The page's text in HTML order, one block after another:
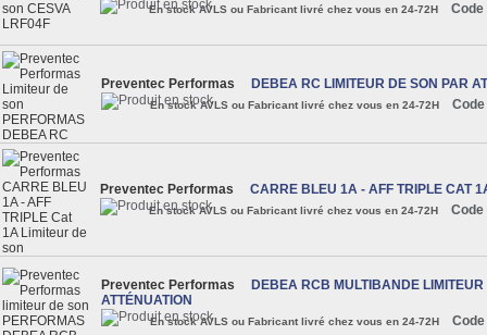
En stock AVLS ou Fabricant livré chez vous en 24-72H Code
Preventec Performas DEBEA RC LIMITEUR DE SON PAR
En stock AVLS ou Fabricant livré chez vous en 24-72H Code
Preventec Performas CARRE BLEU 1A - AFF TRIPLE CAT
En stock AVLS ou Fabricant livré chez vous en 24-72H Code
Preventec Performas
DEBEA RCB MULTIBANDE LIMITEUR
ATTÉNUATION
En stock AVLS ou Fabricant livré chez vous en 24-72H Code